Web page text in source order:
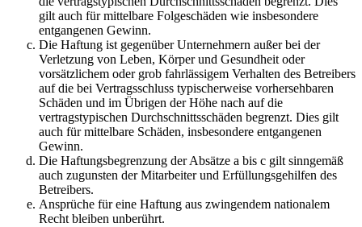
gilt auch für mittelbare Folgeschäden wie insbesondere
entgangenen Gewinn.
Die Haftung ist gegenüber Unternehmern außer bei der
Verletzung von Leben, Körper und Gesundheit oder
vorsätzlichem oder grob fahrlässigem Verhalten des Betreibers
auf die bei Vertragsschluss typischerweise vorhersehbaren
Schäden und im Übrigen der Höhe nach auf die
vertragstypischen Durchschnittsschäden begrenzt. Dies gilt
auch für mittelbare Schäden, insbesondere entgangenen
Gewinn.
Die Haftungsbegrenzung der Absätze a bis c gilt sinngemäß
auch zugunsten der Mitarbeiter und Erfüllungsgehilfen des
Betreibers.
Ansprüche für eine Haftung aus zwingendem nationalem
Recht bleiben unberührt.